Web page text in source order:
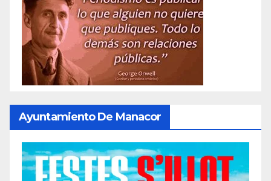
Ayuntamiento De Manacor